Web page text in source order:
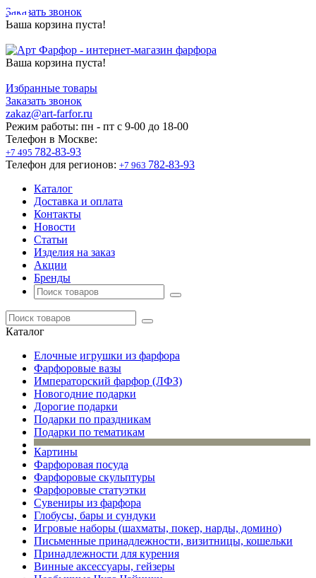
Заказать звонок
Ваша корзина пуста!
Ваша корзина пуста!
Избранные товары
Заказать звонок
zakaz@art-farfor.ru
Режим работы: пн - пт c 9-00 до 18-00
Телефон в Москве:
+7 495 782-83-93
Телефон для регионов: +7 963 782-83-93
Каталог
Доставка и оплата
Контакты
Новости
Статьи
Изделия на заказ
Акции
Бренды
Каталог
Елочные игрушки из фарфора
Фарфоровые вазы
Императорский фарфор (ЛФЗ)
Новогодние подарки
Дорогие подарки
Подарки по праздникам
Подарки по тематикам
Картины
Фарфоровая посуда
Фарфоровые скульптуры
Фарфоровые статуэтки
Сувениры из фарфора
Глобусы, бары и сундуки
Игровые наборы (шахматы, покер, нарды, домино)
Письменные принадлежности, визитницы, кошельки
Принадлежности для курения
Винные аксессуары, гейзеры